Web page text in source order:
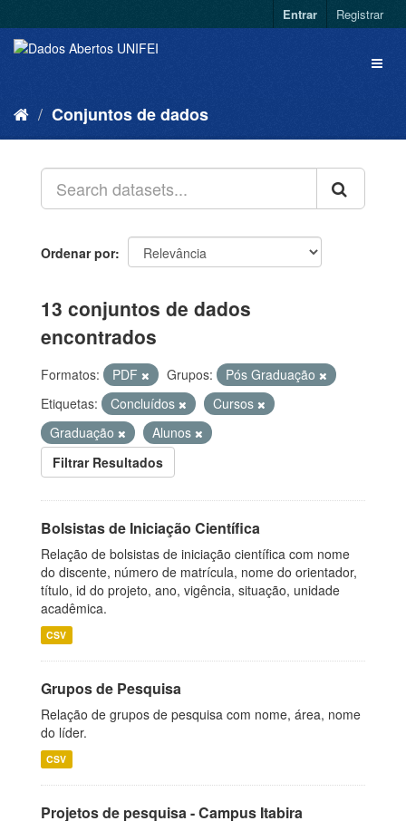
Entrar Registrar
Conjuntos de dados
Ordenar por
13 conjuntos de dados
encontrados
Formatos: PDF Grupos:
Pós Graduação
Etiquetas:
Concluídos
Cursos
Graduação
Alunos
Filtrar Resultados
Bolsistas de Iniciação Científica
Relação de bolsistas de iniciação científica com nome
do discente, número de matrícula, nome do orientador,
título, id do projeto, ano, vigência, situação, unidade
acadêmica.
CSV
Grupos de Pesquisa
Relação de grupos de pesquisa com nome, área, nome
do líder.
CSV
Projetos de pesquisa - Campus Itabira